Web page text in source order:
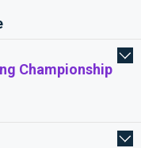
Championship